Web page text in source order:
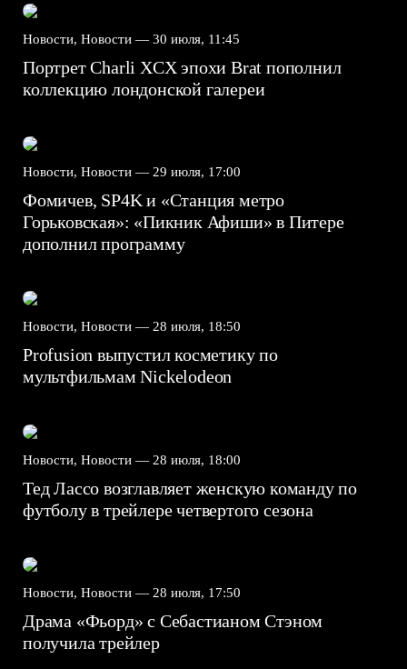
Новости, Новости — 30 июля, 11:45
Портрет Charli XCX эпохи Brat пополнил
коллекцию лондонской галереи
Новости, Новости — 29 июля, 17:00
Фомичев, SP4K и «Станция метро
Горьковская»: «Пикник Афиши» в Питере
дополнил программу
Новости, Новости — 28 июля, 18:50
Profusion выпустил косметику по
мультфильмам Nickelodeon
Новости, Новости — 28 июля, 18:00
Тед Лассо возглавляет женскую команду по
футболу в трейлере четвертого сезона
Новости, Новости — 28 июля, 17:50
Драма «Фьорд» с Себастианом Стэном
получила трейлер